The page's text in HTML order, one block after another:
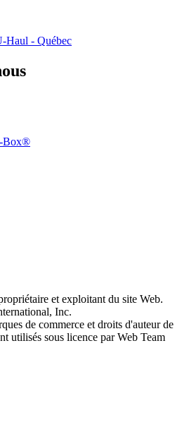
Haul - Québec
Box®
et exploitant du site Web.
Inc.
de commerce et droits d'auteur de
utilisés sous licence par Web Team